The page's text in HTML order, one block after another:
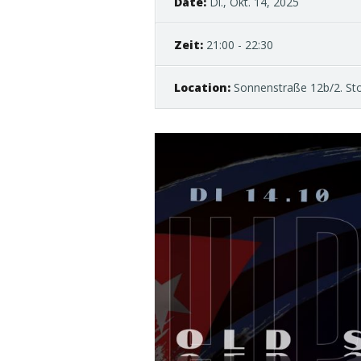
Zeit: 21:00 - 22:30
Location: Sonnenstraße 12b/2.